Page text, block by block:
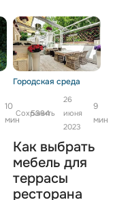
10
мин
5394
Городская среда
Сохранить
26
июня
2023
9
мин
Как выбрать
мебель для
террасы
ресторана